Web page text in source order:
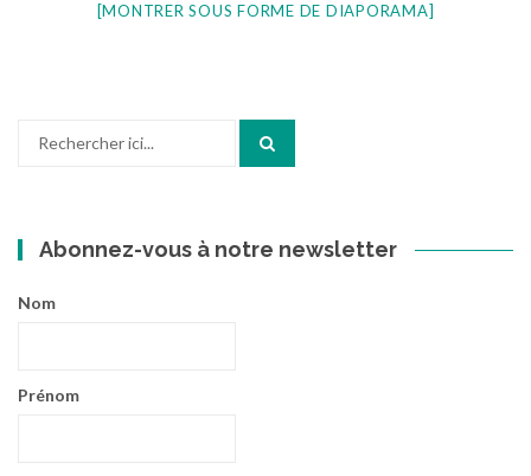
[MONTRER SOUS FORME DE DIAPORAMA]
Abonnez-vous à notre newsletter
Nom
Prénom